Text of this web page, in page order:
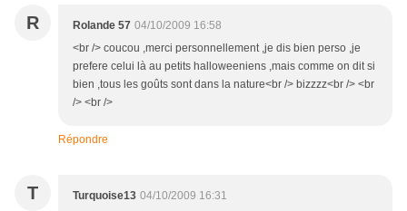
R Rolande 57 04/10/2009 16:58
<br /> coucou ,merci personnellement ,je dis bien perso ,je
prefere celui là au petits halloweeniens ,mais comme on dit si
bien ,tous les goûts sont dans la nature<br /> bizzzz<br /> <br
/> <br />
Répondre
T Turquoise13 04/10/2009 16:31